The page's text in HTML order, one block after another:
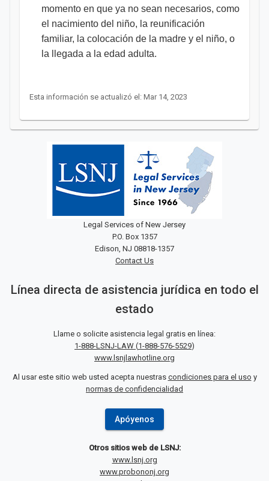
momento en que ya no sean necesarios, como
el nacimiento del niño, la reunificación
familiar, la colocación de la madre y el niño, o
la llegada a la edad adulta.
Esta información se actualizó el: Mar 14, 2023
Legal Services of New Jersey
P.O. Box 1357
Edison, NJ 08818-1357
Contact Us
Línea directa de asistencia jurídica en todo el
estado
Llame o solicite asistencia legal gratis en línea:
1-888-LSNJ-LAW (1-888-576-5529)
www.lsnjlawhotline.org
Al usar este sitio web usted acepta nuestras condiciones para el uso y
normas de confidencialidad
Apóyenos
Otros sitios web de LSNJ:
www.lsnj.org
www.probononj.org